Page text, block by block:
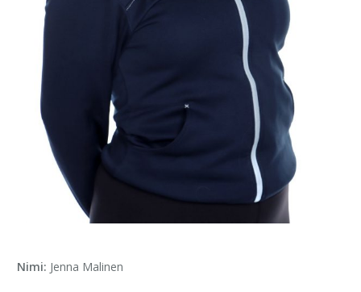
Nimi: Jenna Malinen